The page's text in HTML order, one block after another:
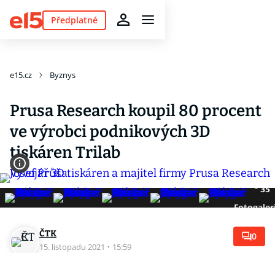
Předplatné
e15.cz Byznys
Prusa Research koupil 80 procent
ve výrobci podnikových 3D
tiskáren Trilab
35
ČTK
15. listopadu 2021 · 15:59
0